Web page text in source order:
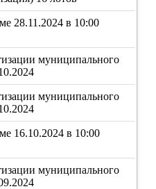
28.11.2024 в 10:00
муниципального
муниципального
16.10.2024 в 10:00
муниципального